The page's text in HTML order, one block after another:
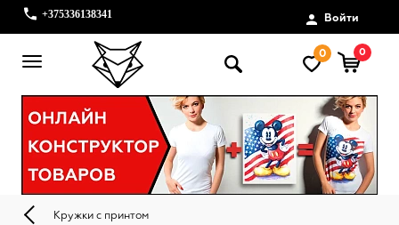
+375336138341 Войти
0 0
Кружки с принтом